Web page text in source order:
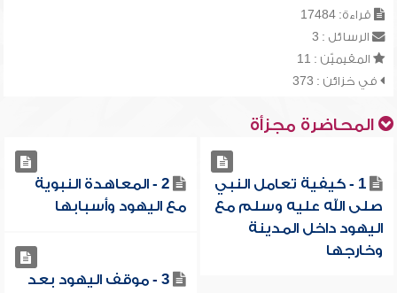
قراءة: 17484
الرسائل : 3
المقيميّن : 11
في خزائن : 373
المحاضرة مجزأة
1 - كيفية تعامل النبي
صلى الله عليه وسلم مع
اليهود داخل المدينة
وخارجها
2 - المعاهدة النبوية
مع اليهود وأسبابها
3 - موقف اليهود بعد